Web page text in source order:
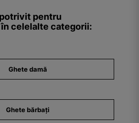
pentru
celelalte categorii:
Ghete damă
Ghete bărbați